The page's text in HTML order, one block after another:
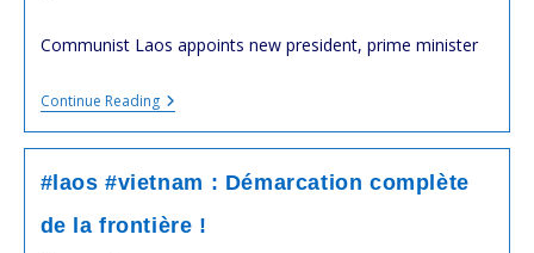
Communist Laos appoints new president, prime minister
Continue Reading#laos
:
Président
Premier
Ministre
Nommés
Suite
#laos #vietnam : Démarcation complète
de la frontière !